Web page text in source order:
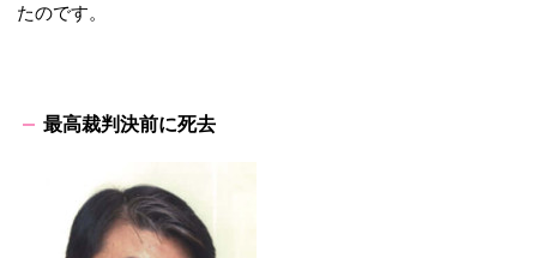
たのです。
最高裁判決前に死去